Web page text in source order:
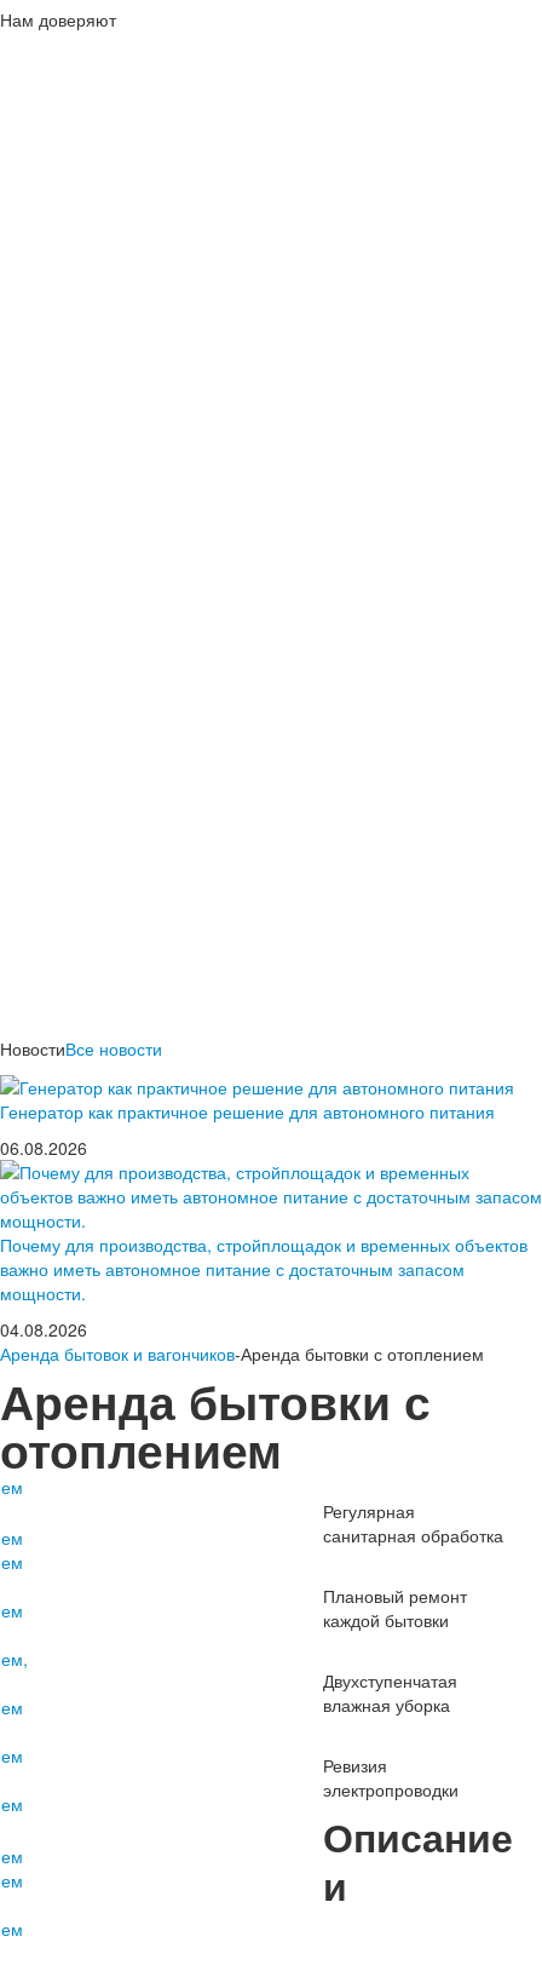
Нам доверяют
НовостиВсе новости
Генератор как практичное решение для автономного питания
06.08.2026
Почему для производства, стройплощадок и временных объектов
важно иметь автономное питание с достаточным запасом
мощности.
04.08.2026
Аренда бытовок и вагончиков-Аренда бытовки с отоплением
Аренда бытовки с
отоплением
Регулярная
санитарная обработка
Плановый ремонт
каждой бытовки
Двухступенчатая
влажная уборка
Ревизия
электропроводки
Описание
и